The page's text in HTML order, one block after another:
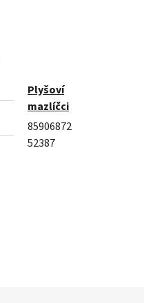
Plyšoví
mazlíčci
85906872
52387